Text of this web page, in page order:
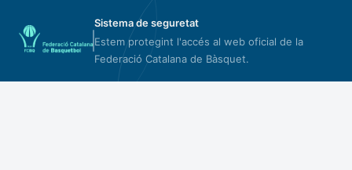
Sistema de seguretat
Estem protegint l'accés al web oficial de la
Federació Catalana de Bàsquet.